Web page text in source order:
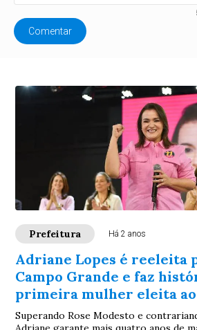
Comentar
Prefeitura Há 2 anos
Adriane Lopes é reeleita
Campo Grande e faz
primeira mulher eleita
Superando Rose Modesto e